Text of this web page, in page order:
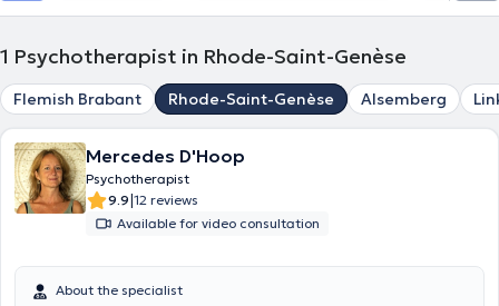
1 Psychotherapist in Rhode-Saint-Genèse
Flemish Brabant Rhode-Saint-Genèse Alsemberg
Mercedes D'Hoop
Psychotherapist
9.9|12 reviews
Available for video consultation
About the specialist